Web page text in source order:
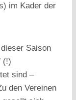
im Kader der
Saison
(!)
sind –
den Vereinen